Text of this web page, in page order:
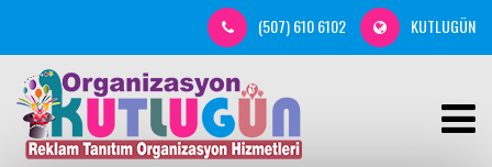
(507) 610 6102 KUTLUGÜN